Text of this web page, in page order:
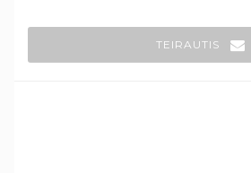
TEIRAUTIS